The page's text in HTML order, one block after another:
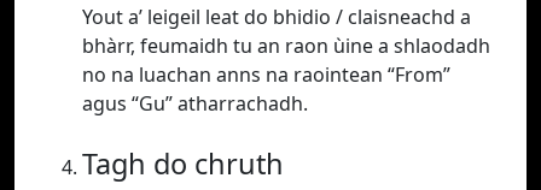
Yout a’ leigeil leat do bhidio / claisneachd a
bhàrr, feumaidh tu an raon ùine a shlaodadh
no na luachan anns na raointean “From”
agus “Gu” atharrachadh.
Tagh do chruth